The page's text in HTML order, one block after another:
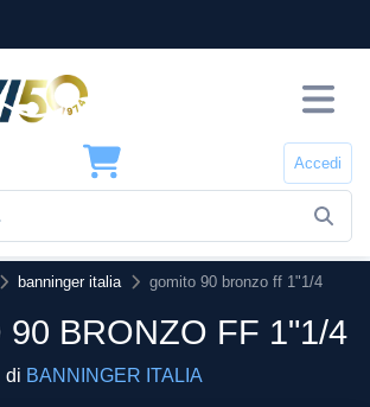
Accedi
banninger italia gomito 90 bronzo ff 1"1/4
90 BRONZO FF 1"1/4
di BANNINGER ITALIA